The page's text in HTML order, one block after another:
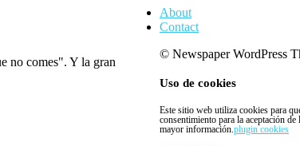
no comes". Y la gran
About
Contact
© Newspaper WordPress
Uso de cookies
Este sitio web utiliza cookies para
consentimiento para la aceptación
mayor información.plugin cookies